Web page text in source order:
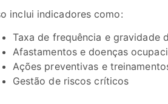
inclui indicadores como:
Taxa de frequência e gravidade
Afastamentos e doenças
Ações preventivas e
Gestão de riscos críticos